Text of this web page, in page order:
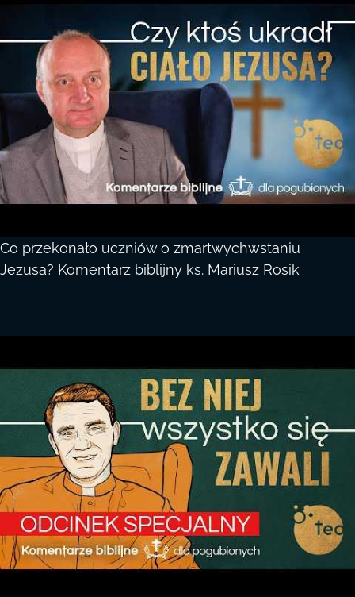
Co przekonało uczniów o zmartwychwstaniu
Jezusa? Komentarz biblijny ks. Mariusz Rosik